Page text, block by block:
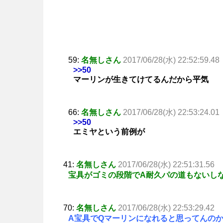
59: 名無しさん 2017/06/28(水) 22:52:59.48
>>50
マーリンが生きてけてるんだから平気
66: 名無しさん 2017/06/28(水) 22:53:24.01
>>50
エミヤという前例が
41: 名無しさん 2017/06/28(水) 22:51:31.56
宝具がゴミの段階でA耐久パの道もないし
70: 名無しさん 2017/06/28(水) 22:53:29.42
A宝具でQマーリンになれると思ってんのか